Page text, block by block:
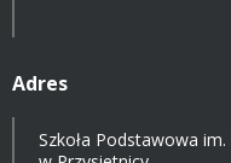
Adres
Szkoła Podstawowa im.